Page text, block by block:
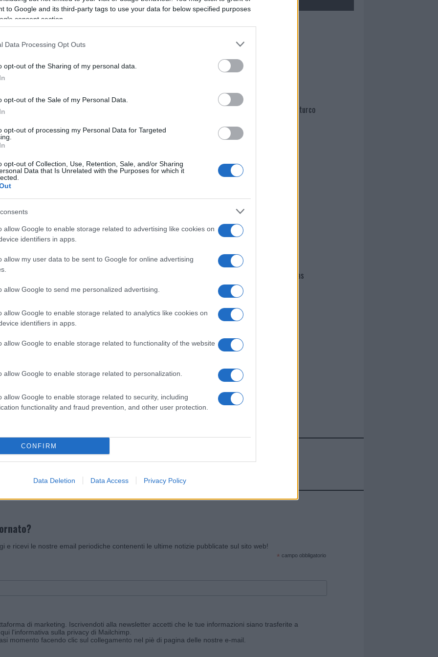
to Google and its third-party tags to use your data for below specified purposes
consent section.
Data Processing Opt Outs
opt-out of the Sharing of my personal data.
opt-out of the Sale of my Personal Data.
opt-out of processing my Personal Data for Targeted
opt-out of Collection, Use, Retention, Sale, and/or Sharing
Data that Is Unrelated with the Purposes for which it
allow Google to enable storage related to advertising like cookies on
identifiers in apps.
allow my user data to be sent to Google for online advertising
allow Google to send me personalized advertising.
allow Google to enable storage related to analytics like cookies on
identifiers in apps.
allow Google to enable storage related to functionality of the website
allow Google to enable storage related to personalization.
allow Google to enable storage related to security, including
functionality and fraud prevention, and other user protection.
CONFIRM
Data Deletion Data Access Privacy Policy
portale Sardegnalavoro.it attraverso
per il tramite della funzionalità Borsa
Romagna 10
cliccando qui
nella sezione
Lavoro Olbia Lavoro Sardegna
Prossimo articolo
Mario Malu
Paolo Pinna
Martina Agostina Diturco
I nostri cari
Giovannimaria Cabras
Invia un Comunicato Stampa|Pubblicità|Segnala
e ricevi le nostre email periodiche contenenti le ultime notizie pubblicate sul sito web!
* campo obbligatorio
di marketing. Iscrivendoti alla newsletter accetti che le tue informazioni siano trasferite a
l'informativa sulla privacy di Mailchimp
momento facendo clic sul collegamento nel piè di pagina delle nostre e-mail.